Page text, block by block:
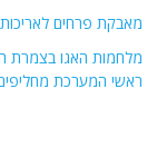
מאבקת פרחים
מלחמות האגו בצמרת
ראשי המערכת